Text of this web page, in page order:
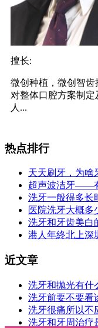
擅长:
微创种植，微创智齿
对整体口腔方案制
人...
热点排行
天天刷牙，为啥
超声波洁牙——
洗牙一般得多长
医院洗牙大概多
洗牙和牙齿美白
港人年終北上深
近文章
洗牙和抛光有什
洗牙前要不要看
洗牙很痛所以不
洗牙和牙周治疗